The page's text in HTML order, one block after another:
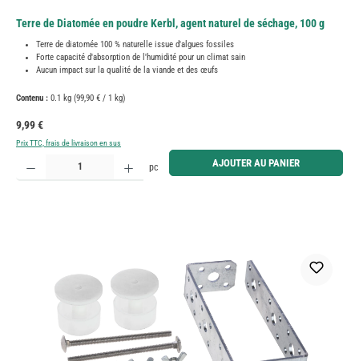
Terre de Diatomée en poudre Kerbl, agent naturel de séchage, 100 g
Terre de diatomée 100 % naturelle issue d'algues fossiles
Forte capacité d'absorption de l'humidité pour un climat sain
Aucun impact sur la qualité de la viande et des œufs
Contenu : 0.1 kg (99,90 € / 1 kg)
Prix régulier :
9,99 €
Prix TTC, frais de livraison en sus
Quantité de produit : Entrez la quantité souhaitée ou utilisez les boutons pour augmenter ou
pc AJOUTER AU PANIER